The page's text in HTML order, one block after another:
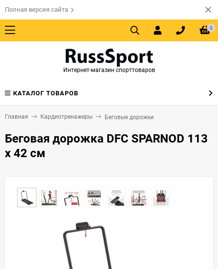
Полная версия сайта
0
Интернет-магазин спорттоваров
КАТАЛОГ ТОВАРОВ
Главная Кардиотренажеры Беговые дорожки
Беговая дорожка DFC SPARNOD 113
x 42 см